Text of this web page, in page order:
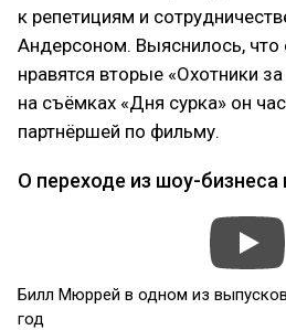
к репетициям и
Андерсоном. Выяснилось, что
нравятся вторые «Охотники
на съёмках «Дня сурка» он
партнёршей по фильму.
О переходе из шоу-бизнеса
Билл Мюррей в одном из
год